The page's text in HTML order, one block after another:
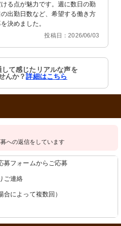
る点が魅力です。週に数日の勤
出勤日数など、希望する働き方
決めました。
投稿日：2026/06/03
て感じたリアルな声を
んか？詳細はこちら
への返信をしています
募フォームからご応募
ご連絡
によって複数回）